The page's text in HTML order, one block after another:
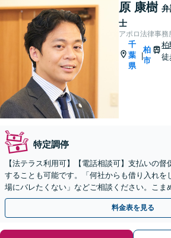
原 康樹
士
アポロ法律事務
千
葉
県
|
柏
市
徒
特定調停
【法テラス利用可】【電話相談可】支払いの
することも可能です。「何社からも借り入れを
場にバレたくない」などご相談ください。こま
しています【柏駅5分】
料金表を見る